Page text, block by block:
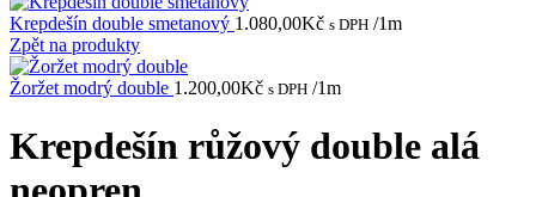
Krepdešín double smetanový 1.080,00Kč s DPH /1m
Zpět na produkty
Žoržet modrý double 1.200,00Kč s DPH /1m
Krepdešín růžový double alá